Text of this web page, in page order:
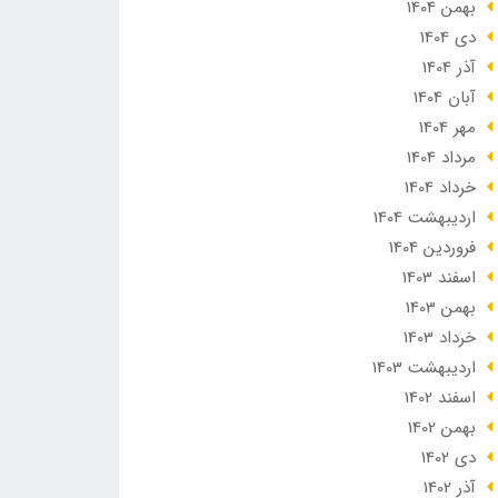
بهمن 1404
دی 1404
آذر 1404
آبان 1404
مهر 1404
مرداد 1404
خرداد 1404
ارديبهشت 1404
فروردین 1404
اسفند 1403
بهمن 1403
خرداد 1403
ارديبهشت 1403
اسفند 1402
بهمن 1402
دی 1402
آذر 1402